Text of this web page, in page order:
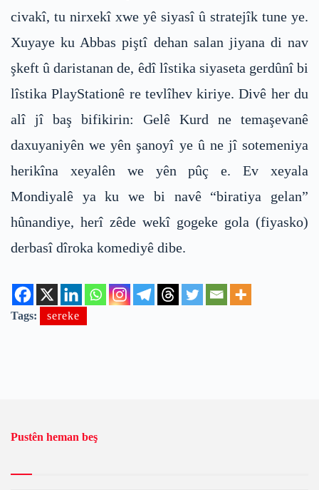
civakî, tu nirxekî xwe yê siyasî û stratejîk tune ye.
Xuyaye ku Abbas piştî dehan salan jiyana di nav
şkeft û daristanan de, êdî lîstika siyaseta gerdûnî bi
lîstika PlayStationê re tevlîhev kiriye. Divê her du
alî jî baş bifikirin: Gelê Kurd ne temaşevanê
daxuyaniyên we yên şanoyî ye û ne jî sotemeniya
herikîna xeyalên we yên pûç e. Ev xeyala
Mondiyalê ya ku we bi navê “biratiya gelan”
hûnandiye, herî zêde wekî gogeke gola (fiyasko)
derbasî dîroka komediyê dibe.
Tags: sereke
Pustên heman beş